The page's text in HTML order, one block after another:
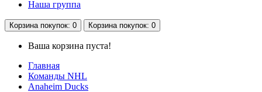
Наша группа
Корзина покупок: 0 Корзина покупок: 0
Ваша корзина пуста!
Главная
Команды NHL
Anaheim Ducks